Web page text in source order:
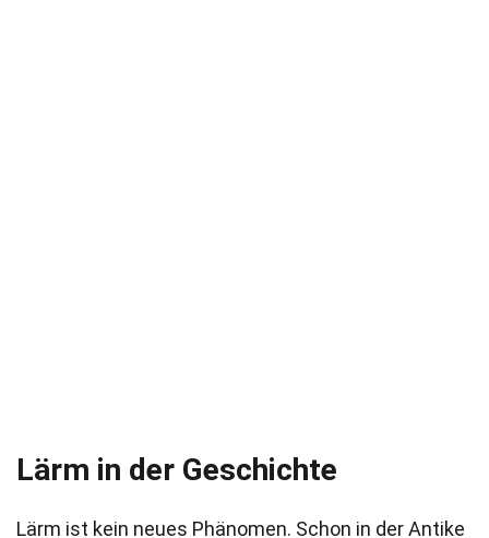
Lärm in der Geschichte
Lärm ist kein neues Phänomen. Schon in der Antike